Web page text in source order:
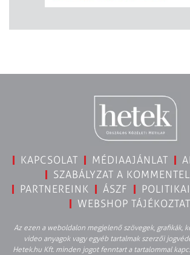
KAPCSOLAT MÉDIAAJÁNLAT
SZABÁLYZAT A
PARTNEREINK
ÁSZF
WEBSHOP
Az ezen a weboldalon megjelenő szövegek, grafikák,
video anyagok vagy egyéb tartalmak szerzői
Hetek.hu Kft. minden jogot fenntart a tartalommal